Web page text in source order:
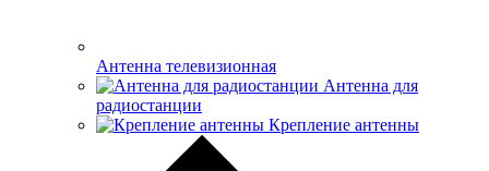
Антенна телевизионная
Антенна для
радиостанции
Крепление антенны